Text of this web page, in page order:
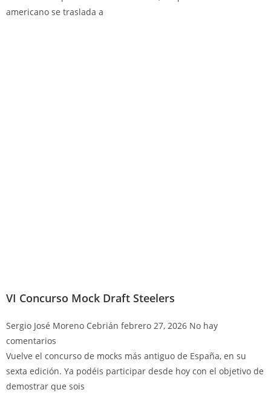
americano se traslada a
VI Concurso Mock Draft Steelers
Sergio José Moreno Cebrián febrero 27, 2026 No hay
comentarios
Vuelve el concurso de mocks más antiguo de España, en su
sexta edición. Ya podéis participar desde hoy con el objetivo de
demostrar que sois